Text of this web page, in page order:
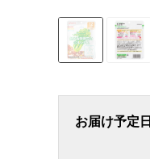
お届け予定日